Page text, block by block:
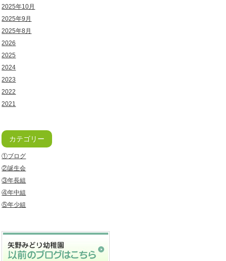
2025年10月
2025年9月
2025年8月
2026
2025
2024
2023
2022
2021
カテゴリー
①ブログ
②誕生会
③年長組
④年中組
⑤年少組